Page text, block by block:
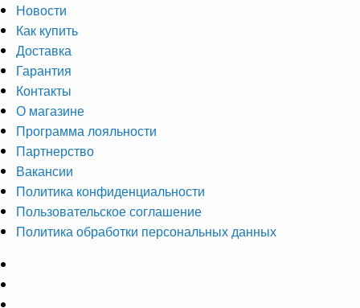
Новости
Как купить
Доставка
Гарантия
Контакты
О магазине
Программа лояльности
Партнерство
Вакансии
Политика конфиденциальности
Пользовательское соглашение
Политика обработки персональных данных